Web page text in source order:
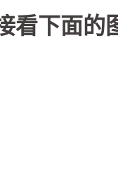
下面的